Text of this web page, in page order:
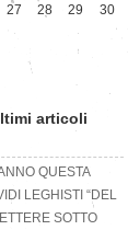
27 28 29 30
articoli
QUESTA
LEGHISTI “DEL
SOTTO